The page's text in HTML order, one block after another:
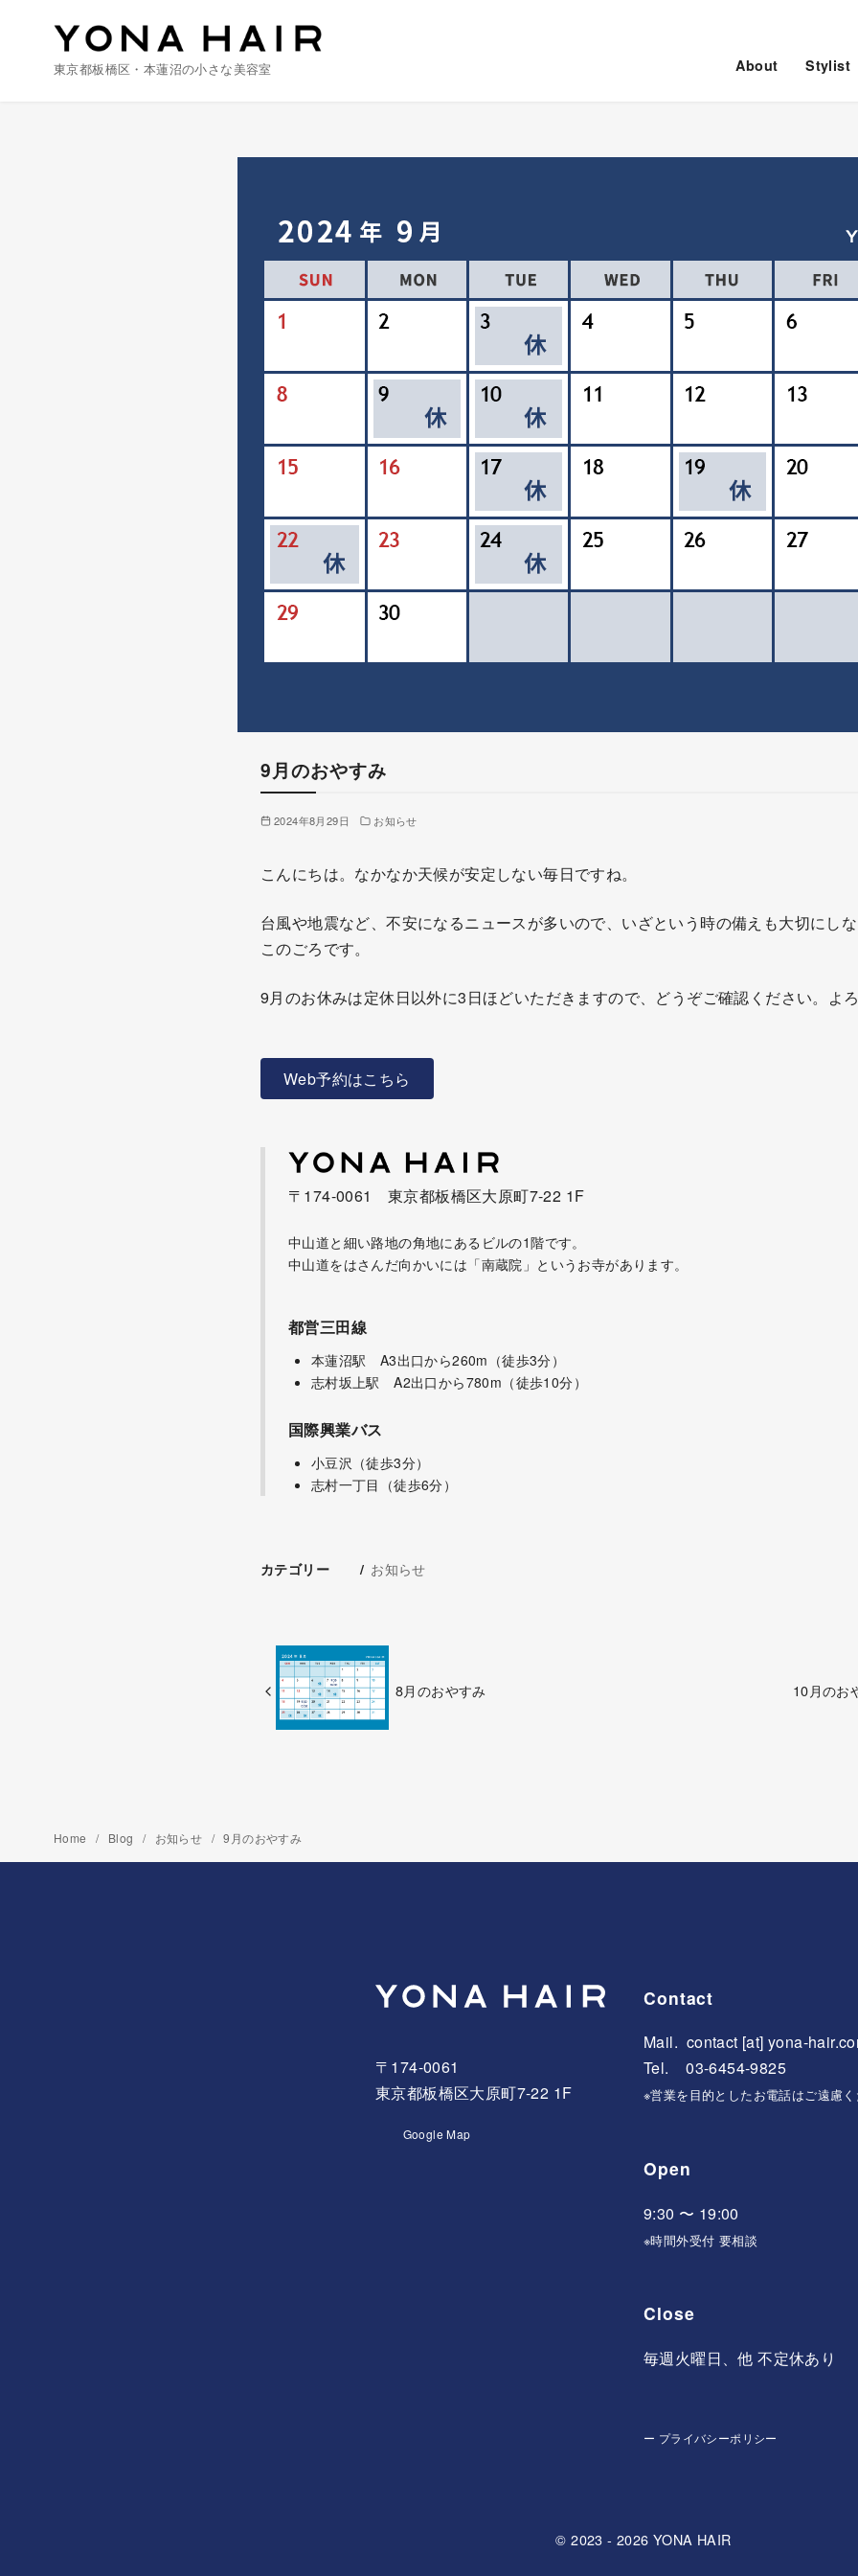
東京都板橋区・本蓮沼の小さな美容室 About Stylist
9月のおやすみ
2024年8月29日 お知らせ
こんにちは。なかなか天候が安定しない毎日ですね。
台風や地震など、不安になるニュースが多いので、いざという時の備えも大切にし
このごろです。
9月のお休みは定休日以外に3日ほどいただきますので、どうぞご確認ください。よ
Web予約はこちら
〒174-0061 東京都板橋区大原町7-22 1F
中山道と細い路地の角地にあるビルの1階です。
中山道をはさんだ向かいには「南蔵院」というお寺があります。
都営三田線
本蓮沼駅 A3出口から260m（徒歩3分）
志村坂上駅 A2出口から780m（徒歩10分）
国際興業バス
小豆沢（徒歩3分）
志村一丁目（徒歩6分）
カテゴリー お知らせ
8月のおやすみ 10月のお
Home Blog お知らせ 9月のおやすみ
〒174-0061
東京都板橋区大原町7-22 1F
Google Map
Contact
Mail. contact [at] yona-
Tel. 03-6454-9825
※営業を目的としたお電話はご遠慮
Open
9:30 〜 19:00
※時間外受付 要相談
Close
毎週火曜日、他 不定休あり
ー プライバシーポリシー
© 2023 - 2026 YONA HAIR